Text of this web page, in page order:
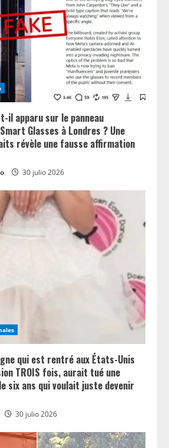
il apparu sur le panneau
Glasses à Londres ? Une
révèle une fausse affirmation
30 julio 2026
qui est rentré aux États-Unis
TROIS fois, aurait tué une
six ans qui voulait juste devenir
30 julio 2026